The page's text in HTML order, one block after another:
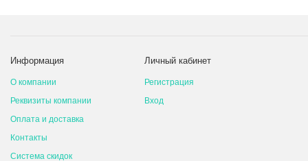
Информация
О компании
Реквизиты компании
Оплата и доставка
Контакты
Система скидок
Личный кабинет
Регистрация
Вход